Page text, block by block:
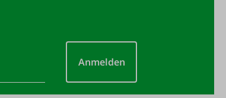
Anmelden